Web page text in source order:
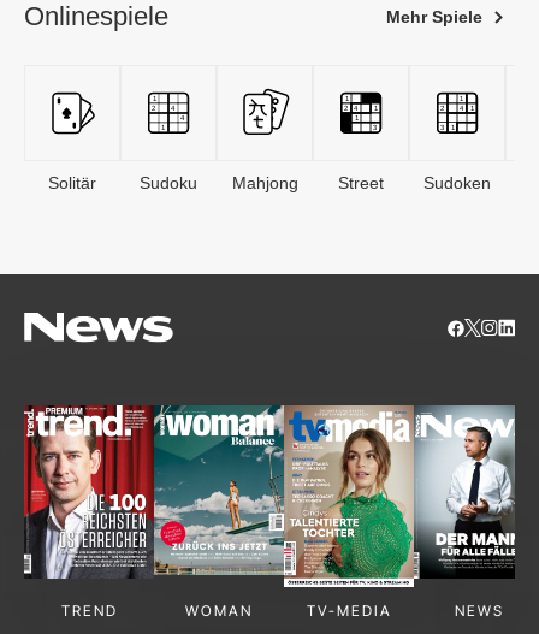
Onlinespiele Mehr Spiele
Solitär Sudoku Mahjong Street Sudoken
TREND WOMAN TV-MEDIA NEWS